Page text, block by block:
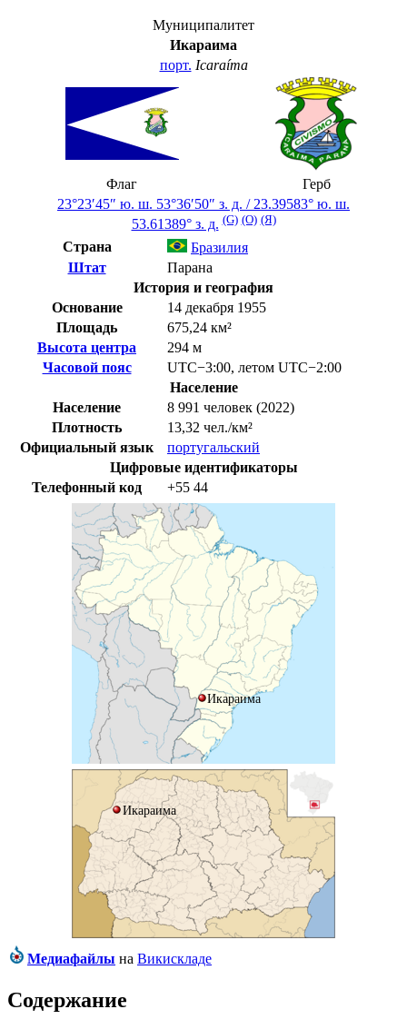
Муниципалитет
Икараима
порт. Icaraíma
Флаг
Герб
23°23′45″ ю. ш. 53°36′50″ з. д. / 23.39583° ю. ш.
53.61389° з. д. (G) (O) (Я)
Страна
Бразилия
Штат
Парана
История и география
Основание
14 декабря 1955
Площадь
675,24 км²
Высота центра
294 м
Часовой пояс
UTC−3:00, летом UTC−2:00
Население
Население
8 991 человек (2022)
Плотность
13,32 чел./км²
Официальный язык
португальский
Цифровые идентификаторы
Телефонный код
+55 44
Икараима
Икараима
Медиафайлы на Викискладе
Содержание